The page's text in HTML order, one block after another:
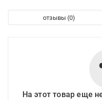
отзывы
На этот товар еще